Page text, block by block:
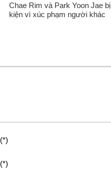
Chae Rim và Park Yoon Jae bị
kiện vì xúc phạm người khác
(*)
(*)